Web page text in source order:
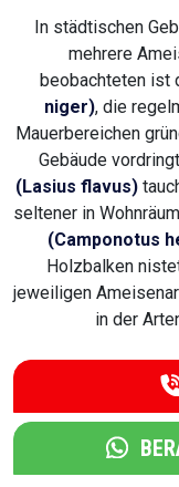
In städtischen
mehrere
beobachteten ist
niger), die
Mauerbereichen
Gebäude
(Lasius flavus)
seltener in
(Camponotus
Holzbalken
jeweiligen
in der